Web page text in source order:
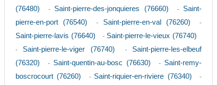
(76480)
- Saint-pierre-des-jonquieres (76660) - Saint-
pierre-en-port (76540)
- Saint-pierre-en-val (76260) -
Saint-pierre-lavis (76640) - Saint-pierre-le-vieux (76740)
- Saint-pierre-le-viger (76740) - Saint-pierre-les-elbeuf
(76320)
- Saint-quentin-au-bosc (76630) - Saint-remy-
boscrocourt (76260)
- Saint-riquier-en-riviere (76340) -